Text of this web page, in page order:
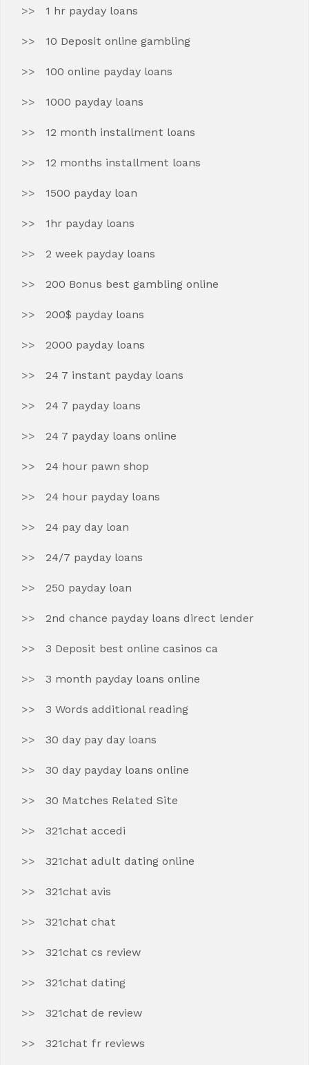
1 hr payday loans
10 Deposit online gambling
100 online payday loans
1000 payday loans
12 month installment loans
12 months installment loans
1500 payday loan
1hr payday loans
2 week payday loans
200 Bonus best gambling online
200$ payday loans
2000 payday loans
24 7 instant payday loans
24 7 payday loans
24 7 payday loans online
24 hour pawn shop
24 hour payday loans
24 pay day loan
24/7 payday loans
250 payday loan
2nd chance payday loans direct lender
3 Deposit best online casinos ca
3 month payday loans online
3 Words additional reading
30 day pay day loans
30 day payday loans online
30 Matches Related Site
321chat accedi
321chat adult dating online
321chat avis
321chat chat
321chat cs review
321chat dating
321chat de review
321chat fr reviews